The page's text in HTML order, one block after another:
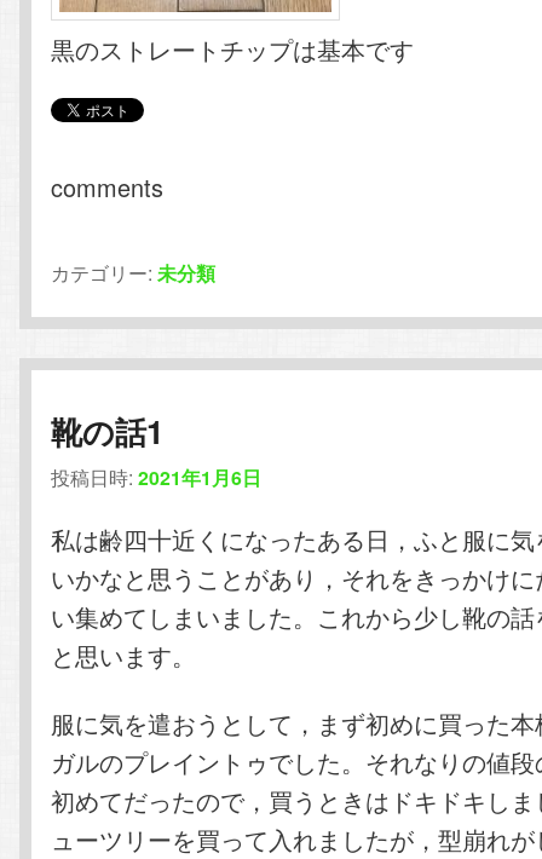
黒のストレートチップは基本です
comments
カテゴリー: 未分類
靴の話1
投稿日時:2021年1月6日
私は齢四十近くになったある日，ふと服に
いかなと思うことがあり，それをきっかけ
い集めてしまいました。これから少し靴の
と思います。
服に気を遣おうとして，まず初めに買った
ガルのプレイントゥでした。それなりの値
初めてだったので，買うときはドキドキし
ューツリーを買って入れましたが，型崩れ